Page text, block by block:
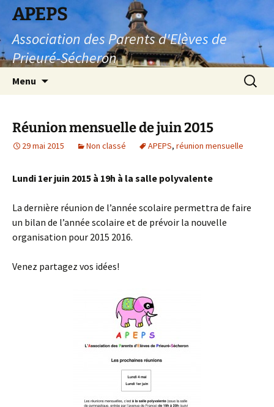
Aller
contenu
APEPS
Association des Parents d'Elèves de
Prieuré-Sécheron
Menu
Réunion mensuelle de juin 2015
29 mai 2015 Non classé APEPS, réunion mensuelle
Lundi 1er juin 2015 à 19h à la salle polyvalente
La dernière réunion de l’année scolaire permettra de faire
un bilan de l’année scolaire et de prévoir la nouvelle
organisation pour 2015 2016.
Venez partagez vos idées!